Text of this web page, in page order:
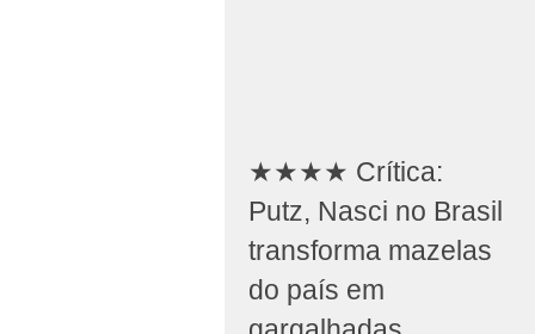
★★★★ Crítica:
Putz, Nasci no Brasil
transforma mazelas
do país em